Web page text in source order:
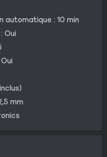
automatique : 10 min
Oui
mm